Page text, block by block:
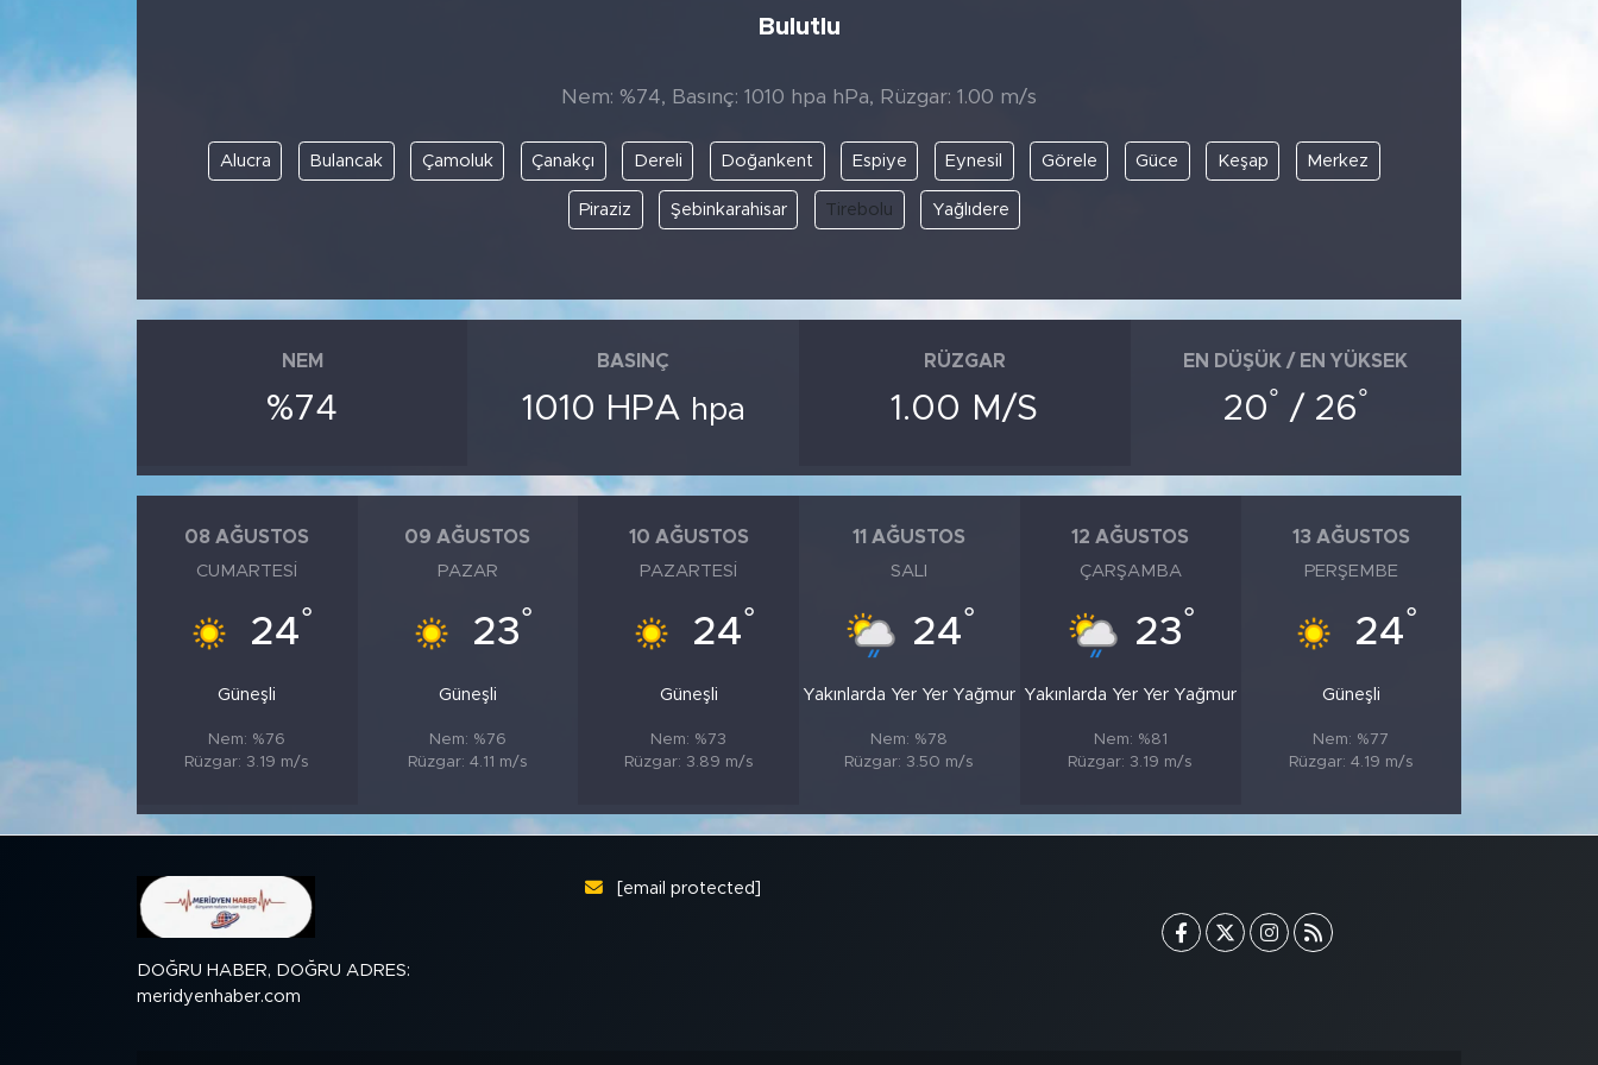
Bulutlu
Nem: %74, Basınç: 1010 hpa hPa, Rüzgar: 1.00 m/s
Alucra Bulancak Çamoluk Çanakçı Dereli Doğankent Espiye Eynesil Görele Güce Keşap Merkez
Piraziz Şebinkarahisar Tirebolu Yağlıdere
NEM
%74
BASINÇ
1010 HPA hpa
RÜZGAR
1.00 M/S
EN DÜŞÜK / EN YÜKSEK
20° / 26°
08 AĞUSTOS
CUMARTESI
24°
Güneşli
Nem: %76
Rüzgar: 3.19 m/s
09 AĞUSTOS
PAZAR
23°
Güneşli
Nem: %76
Rüzgar: 4.11 m/s
10 AĞUSTOS
PAZARTESI
24°
Güneşli
Nem: %73
Rüzgar: 3.89 m/s
11 AĞUSTOS
SALI
24°
Yakınlarda Yer Yer Yağmur
Nem: %78
Rüzgar: 3.50 m/s
12 AĞUSTOS
ÇARŞAMBA
23°
Yakınlarda Yer Yer Yağmur
Nem: %81
Rüzgar: 3.19 m/s
13 AĞUSTOS
PERŞEMBE
24°
Güneşli
Nem: %77
Rüzgar: 4.19 m/s
DOĞRU HABER, DOĞRU ADRES:
meridyenhaber.com
[email protected]
KÜLTÜR SANAT
TARİHTEN GÜNÜMÜZE
TARİH